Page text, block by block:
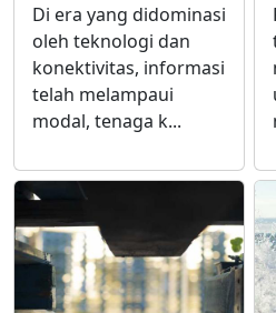
Di era yang didominasi
oleh teknologi dan
konektivitas, informasi
telah melampaui
modal, tenaga k...